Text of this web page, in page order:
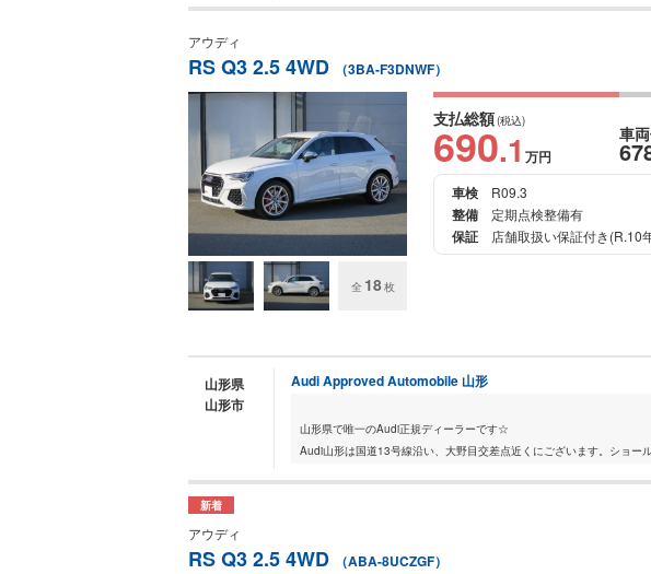
アウディ
RS Q3 2.5 4WD （3BA-F3DNWF）
全 18枚
支払総額(税込)
690.1 万円
車
車検
R09.3
整備 定期点検整備有
保証 店舗取扱い保証付き(R.10
山形県
山形市
Audi Approved Automobile 山形
山形県で唯一のAudi正規ディーラーです☆
Audi山形は国道13号線沿い、大野目交差点近くにございます。ショー
新着
アウディ
RS Q3 2.5 4WD （ABA-8UCZGF）